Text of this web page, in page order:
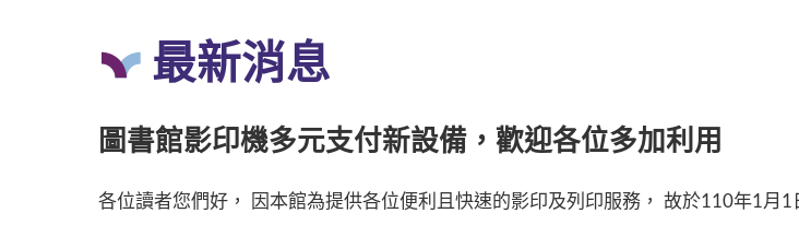
最新消息
圖書館影印機多元支付新設備，歡迎各位多加利用
各位讀者您們好， 因本館為提供各位便利且快速的影印及列印服務， 故於110年1月